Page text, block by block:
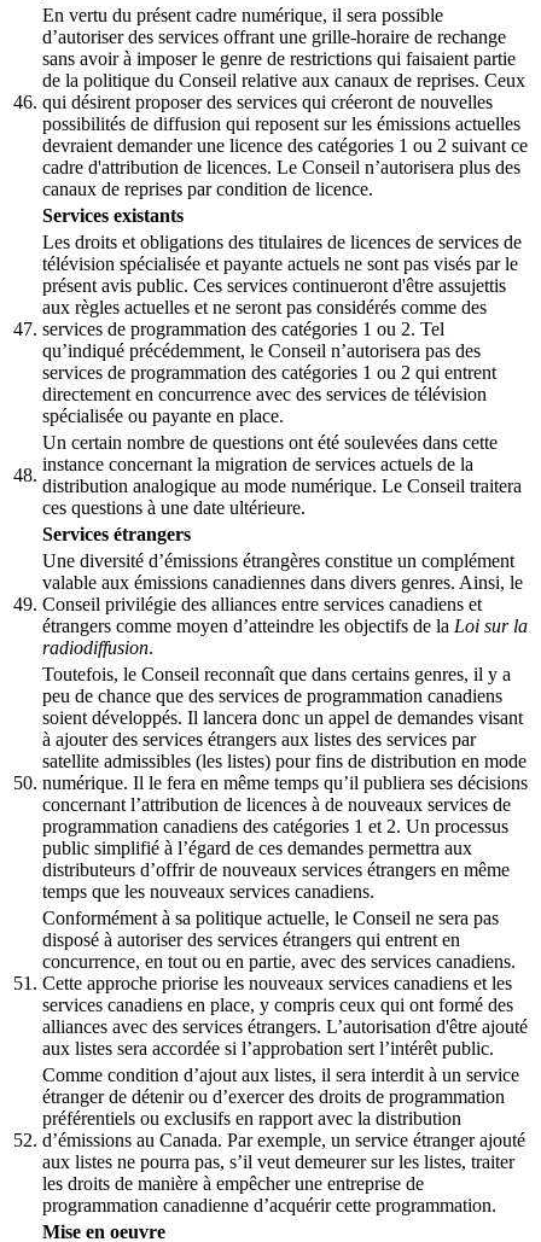
46.
En vertu du présent cadre numérique, il sera possible
d’autoriser des services offrant une grille-horaire de rechange
sans avoir à imposer le genre de restrictions qui faisaient partie
de la politique du Conseil relative aux canaux de reprises. Ceux
qui désirent proposer des services qui créeront de nouvelles
possibilités de diffusion qui reposent sur les émissions actuelles
devraient demander une licence des catégories 1 ou 2 suivant ce
cadre d'attribution de licences. Le Conseil n’autorisera plus des
canaux de reprises par condition de licence.
Services existants
47.
Les droits et obligations des titulaires de licences de services de
télévision spécialisée et payante actuels ne sont pas visés par le
présent avis public. Ces services continueront d'être assujettis
aux règles actuelles et ne seront pas considérés comme des
services de programmation des catégories 1 ou 2. Tel
qu’indiqué précédemment, le Conseil n’autorisera pas des
services de programmation des catégories 1 ou 2 qui entrent
directement en concurrence avec des services de télévision
spécialisée ou payante en place.
48.
Un certain nombre de questions ont été soulevées dans cette
instance concernant la migration de services actuels de la
distribution analogique au mode numérique. Le Conseil traitera
ces questions à une date ultérieure.
Services étrangers
49.
Une diversité d’émissions étrangères constitue un complément
valable aux émissions canadiennes dans divers genres. Ainsi, le
Conseil privilégie des alliances entre services canadiens et
étrangers comme moyen d’atteindre les objectifs de la Loi sur la
radiodiffusion.
50.
Toutefois, le Conseil reconnaît que dans certains genres, il y a
peu de chance que des services de programmation canadiens
soient développés. Il lancera donc un appel de demandes visant
à ajouter des services étrangers aux listes des services par
satellite admissibles (les listes) pour fins de distribution en mode
numérique. Il le fera en même temps qu’il publiera ses décisions
concernant l’attribution de licences à de nouveaux services de
programmation canadiens des catégories 1 et 2. Un processus
public simplifié à l’égard de ces demandes permettra aux
distributeurs d’offrir de nouveaux services étrangers en même
temps que les nouveaux services canadiens.
51.
Conformément à sa politique actuelle, le Conseil ne sera pas
disposé à autoriser des services étrangers qui entrent en
concurrence, en tout ou en partie, avec des services canadiens.
Cette approche priorise les nouveaux services canadiens et les
services canadiens en place, y compris ceux qui ont formé des
alliances avec des services étrangers. L’autorisation d'être ajouté
aux listes sera accordée si l’approbation sert l’intérêt public.
52.
Comme condition d’ajout aux listes, il sera interdit à un service
étranger de détenir ou d’exercer des droits de programmation
préférentiels ou exclusifs en rapport avec la distribution
d’émissions au Canada. Par exemple, un service étranger ajouté
aux listes ne pourra pas, s’il veut demeurer sur les listes, traiter
les droits de manière à empêcher une entreprise de
programmation canadienne d’acquérir cette programmation.
Mise en oeuvre